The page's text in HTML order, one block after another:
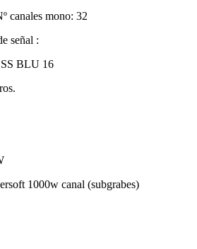
canales mono: 32
señal :
BLU 16
1000w canal (subgrabes)